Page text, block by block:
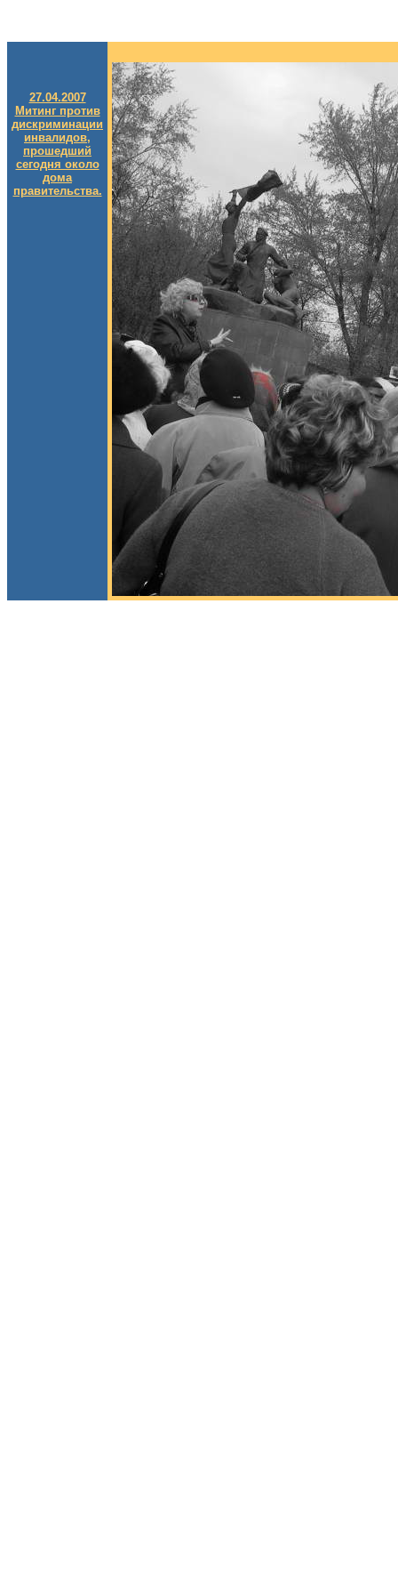
27.04.2007
Митинг против
дискриминации
инвалидов,
прошедший
сегодня около
дома
правительства.